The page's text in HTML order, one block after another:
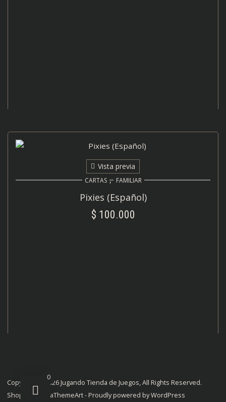
Vista previa
CARTAS , FAMILIAR
Pixies (Español)
$ 100.000
Copyright © 2026 Jugando Tienda de Juegos, All Rights Reserved.
ShopStore
aThemeArt- Proudly powered by WordPress
0